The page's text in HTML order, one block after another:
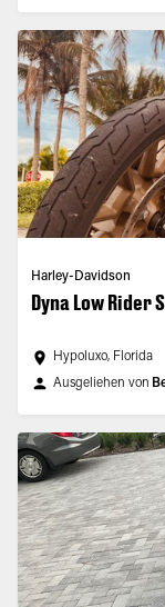
Harley-Davidson
Dyna Low Rider
Hypoluxo, Florida
Ausgeliehen von